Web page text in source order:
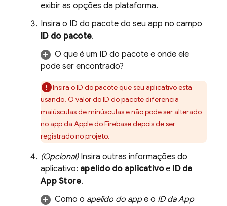
exibir as opções da plataforma.
Insira o ID do pacote do seu app no campo
ID do pacote.
O que é um ID do pacote e onde ele
pode ser encontrado?
Insira o ID do pacote que seu aplicativo está
usando. O valor do ID do pacote diferencia
maiúsculas de minúsculas e não pode ser alterado
no app da Apple do Firebase depois de ser
registrado no projeto.
(Opcional)Insira outras informações do
aplicativo: apelido do aplicativoe ID da
App Store.
Como o apelido do appe o ID da App